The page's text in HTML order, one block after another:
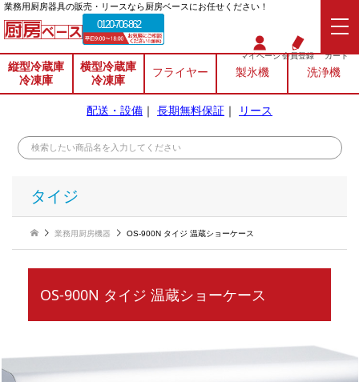
業務⽤厨房器具の販売・リースなら厨房ベースにお任せください！
0120-706-862
マイページ会員登録 カート
縦型冷蔵庫
冷凍庫
横型冷蔵庫
冷凍庫
フライヤー 製氷機 洗浄機
配送・設備 ｜ 長期無料保証 ｜ リース
タイジ
業務用厨房機器 OS-900N タイジ 温蔵ショーケース
OS-900N タイジ 温蔵ショーケース